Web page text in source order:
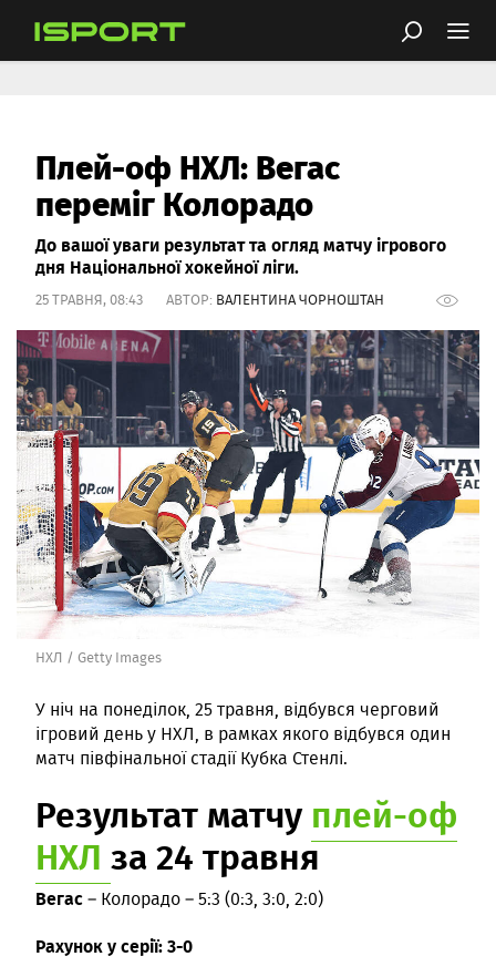
Плей-оф НХЛ: Вегас
переміг Колорадо
До вашої уваги результат та огляд матчу ігрового
дня Національної хокейної ліги.
25 ТРАВНЯ, 08:43 АВТОР: ВАЛЕНТИНА ЧОРНОШТАН
НХЛ / Getty Images
У ніч на понеділок, 25 травня, відбувся черговий
ігровий день у НХЛ, в рамках якого відбувся один
матч півфінальної стадії Кубка Стенлі.
Результат матчуплей-оф
НХЛ за 24 травня
Вегас– Колорадо – 5:3 (0:3, 3:0, 2:0)
Рахунок у серії: 3-0